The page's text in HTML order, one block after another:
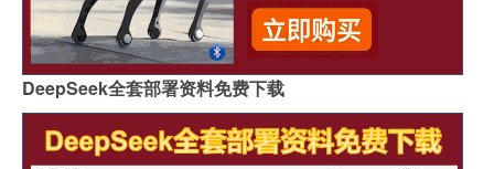
DeepSeek全套部署资料免费下载